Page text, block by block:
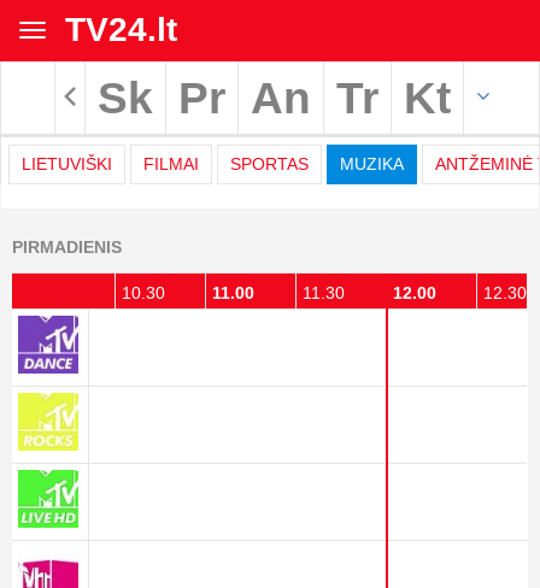
Toggle
navigation
TV24.lt
Rodyti archyvą
Sk Pr An Tr Kt
LIETUVIŠKI FILMAI SPORTAS MUZIKA ANTŽEMINĖ
TV
programa
|
TV24.LT
PIRMADIENIS
10.30 11.00 11.30 12.00 12.30